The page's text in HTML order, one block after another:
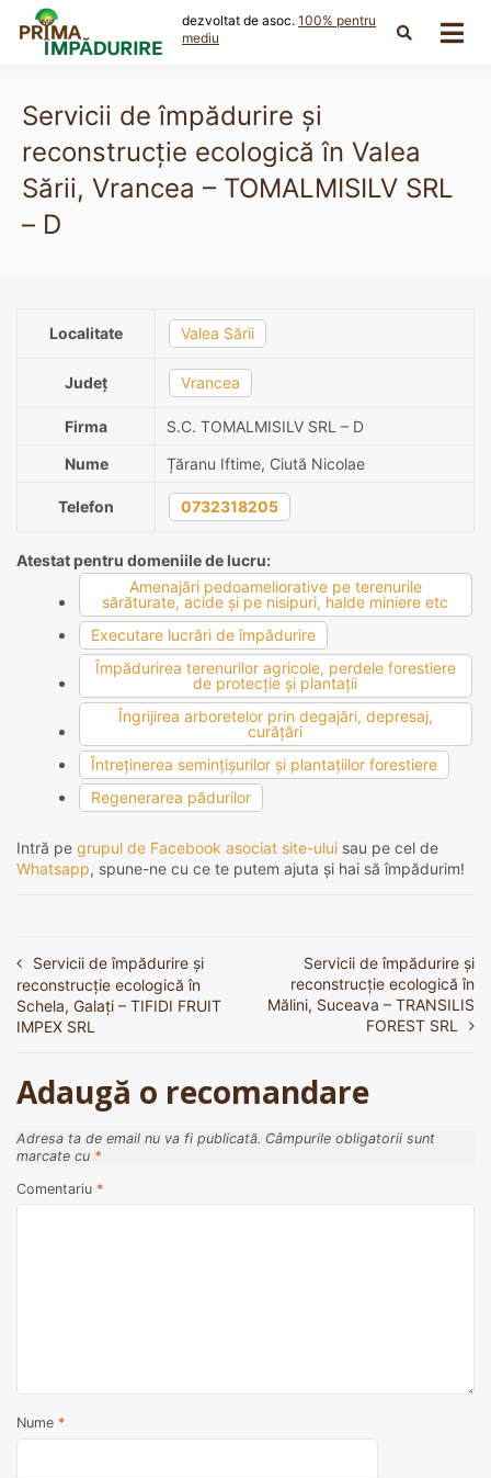
content
dezvoltat de asoc. 100% pentru
mediu
Servicii de împădurire și
reconstrucție ecologică în Valea
Sării, Vrancea – TOMALMISILV SRL
– D
Localitate Valea Sării
Județ Vrancea
Firma
S.C. TOMALMISILV SRL – D
Nume
Țăranu Iftime, Ciută Nicolae
Telefon 0732318205
Atestat pentru domeniile de lucru:
Amenajări pedoameliorative pe terenurile
sărăturate, acide şi pe nisipuri, halde miniere etc
Executare lucrări de împădurire
Împădurirea terenurilor agricole, perdele forestiere
de protecţie şi plantaţii
Îngrijirea arboretelor prin degajări, depresaj,
curăţări
Întreţinerea seminţişurilor şi plantaţiilor forestiere
Regenerarea pădurilor
Intră pe grupul de Facebook asociat site-ului sau pe cel de
Whatsapp, spune-ne cu ce te putem ajuta și hai să împădurim!
Navigare
în
articole
Servicii de împădurire și
reconstrucție ecologică în
Schela, Galați – TIFIDI FRUIT
IMPEX SRL
Servicii de împădurire și
reconstrucție ecologică în
Mălini, Suceava – TRANSILIS
FOREST SRL
Adaugă o recomandare
Adresa ta de email nu va fi publicată. Câmpurile obligatorii sunt
marcate cu *
Comentariu *
Nume *